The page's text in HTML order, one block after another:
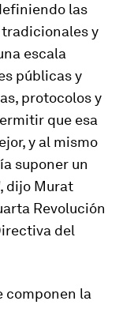
las
y
escala
públicas y
protocolos y
que esa
y al mismo
suponer un
dijo Murat
Revolución
del
componen la